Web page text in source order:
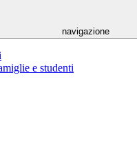
navigazione
e studenti